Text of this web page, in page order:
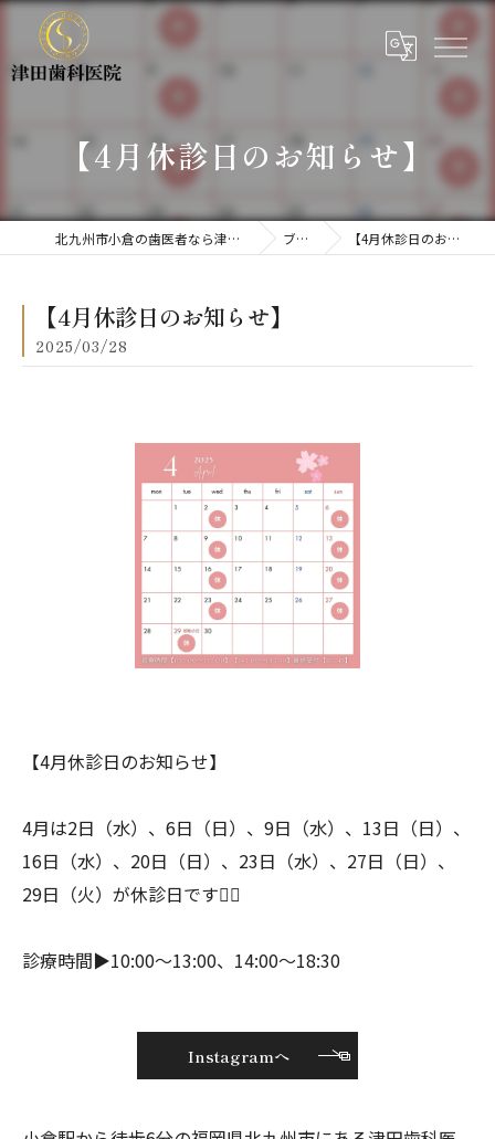
【4月休診日のお知らせ】
北九州市小倉の歯医者なら津田歯科医院 ブログ 【4月休診日のお知らせ】
【4月休診日のお知らせ】
2025/03/28
【4月休診日のお知らせ】
4月は2日（水）、6日（日）、9日（水）、13日（日）、
16日（水）、20日（日）、23日（水）、27日（日）、
29日（火）が休診日です🙇‍♀️
診療時間▶︎10:00〜13:00、14:00〜18:30
Instagramへ